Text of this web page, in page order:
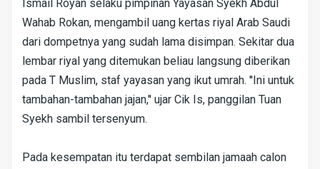
Ismail Royan selaku pimpinan Yayasan Syekh Abdul
Wahab Rokan, mengambil uang kertas riyal Arab Saudi
dari dompetnya yang sudah lama disimpan. Sekitar dua
lembar riyal yang ditemukan beliau langsung diberikan
pada T Muslim, staf yayasan yang ikut umrah. ''Ini untuk
tambahan-tambahan jajan,'' ujar Cik Is, panggilan Tuan
Syekh sambil tersenyum.
Pada kesempatan itu terdapat sembilan jamaah calon